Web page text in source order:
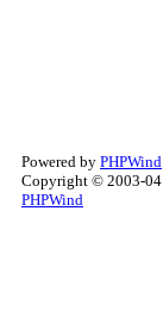
Powered by PHPWind
Copyright © 2003-04
PHPWind